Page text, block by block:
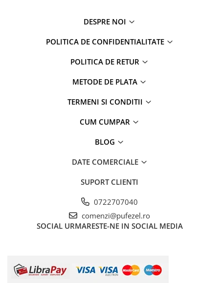
DESPRE NOI
POLITICA DE CONFIDENTIALITATE
POLITICA DE RETUR
METODE DE PLATA
TERMENI SI CONDITII
CUM CUMPAR
BLOG
DATE COMERCIALE
SUPORT CLIENTI
0722707040
comenzi@pufezel.ro
SOCIAL URMARESTE-NE IN SOCIAL MEDIA